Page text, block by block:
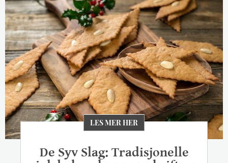
LES MER HER
De Syv Slag: Tradisjonelle